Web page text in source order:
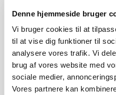
Denne hjemmeside bruger
Vi bruger cookies til at
til at vise dig funktioner til
analysere vores trafik. Vi
brug af vores website med
sociale medier,
Vores partnere kan
Prisgab på 20 kroner pr.
presser markedet